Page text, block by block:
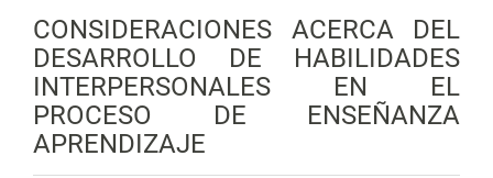
CONSIDERACIONES ACERCA DEL
DESARROLLO DE HABILIDADES
INTERPERSONALES EN EL
PROCESO DE ENSEÑANZA
APRENDIZAJE